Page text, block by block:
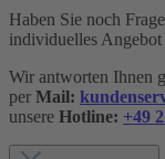
Haben Sie noch
individuelles
Wir antworten Ihnen
per Mail:
unsere Hotline: +49